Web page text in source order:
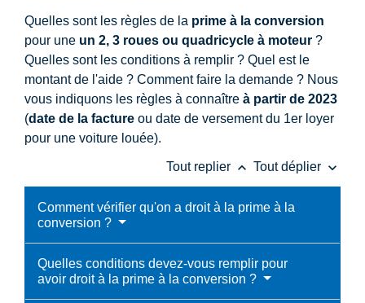
Quelles sont les règles de la prime à la conversion
pour une un 2, 3 roues ou quadricycle à moteur ?
Quelles sont les conditions à remplir ? Quel est le
montant de l'aide ? Comment faire la demande ? Nous
vous indiquons les règles à connaître à partir de 2023
(date de la facture ou date de versement du 1er loyer
pour une voiture louée).
Tout replier keyboard_arrow_up Tout déplier keyboard_arrow_down
Comment vérifier qu'on a droit à la prime à la
conversion ?
Quelles conditions devez-vous remplir pour
avoir droit à la prime à la conversion ?